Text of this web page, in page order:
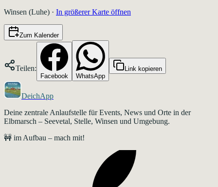
Winsen (Luhe) · In größerer Karte öffnen
Zum Kalender
Teilen:
Facebook WhatsApp
Link kopieren
DeichApp
Deine zentrale Anlaufstelle für Events, News und Orte in der
Elbmarsch – Seevetal, Stelle, Winsen und Umgebung.
🚧 im Aufbau – mach mit!